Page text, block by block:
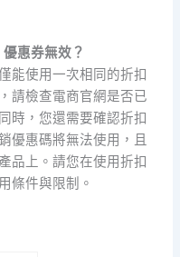
惠券無效？
能使用一次相同的折扣
請檢查電商官網是否已
時，您還需要確認折扣
優惠碼將無法使用，且
品上。請您在使用折扣
條件與限制。